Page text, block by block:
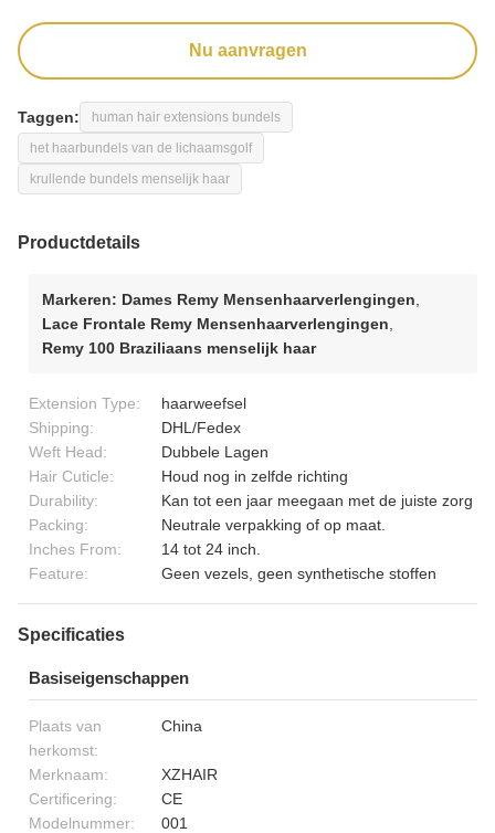
Nu aanvragen
Taggen:
human hair extensions bundels
het haarbundels van de lichaamsgolf
krullende bundels menselijk haar
Productdetails
Markeren: Dames Remy Mensenhaarverlengingen
Lace Frontale Remy Mensenhaarverlengingen
Remy 100 Braziliaans menselijk haar
Extension Type:
haarweefsel
Shipping:
DHL/Fedex
Weft Head:
Dubbele Lagen
Hair Cuticle:
Houd nog in zelfde richting
Durability:
Kan tot een jaar meegaan met de juiste zorg
Packing:
Neutrale verpakking of op maat.
Inches From:
14 tot 24 inch.
Feature:
Geen vezels, geen synthetische stoffen
Specificaties
Basiseigenschappen
Plaats van
herkomst:
China
Merknaam:
XZHAIR
Certificering:
CE
Modelnummer:
001